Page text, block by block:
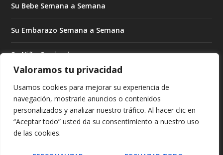
Valoramos tu privacidad
Usamos cookies para mejorar su experiencia de
navegación, mostrarle anuncios o contenidos
personalizados y analizar nuestro tráfico. Al hacer clic en
“Aceptar todo” usted da su consentimiento a nuestro uso
de las cookies.
Su Bebe Semana a Semana
Su Embarazo Semana a Semana
Su Niño Creciendo
Subrogado Para Madres
Tratando de Embarazarse